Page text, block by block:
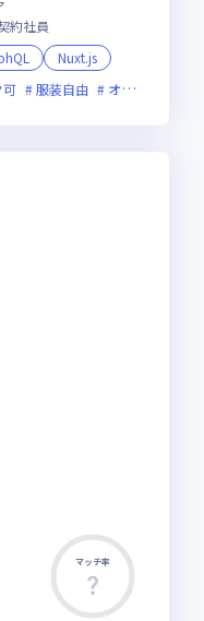
約社員
Nuxt.js
可 服装自由 オンライン選考可
マッチ率